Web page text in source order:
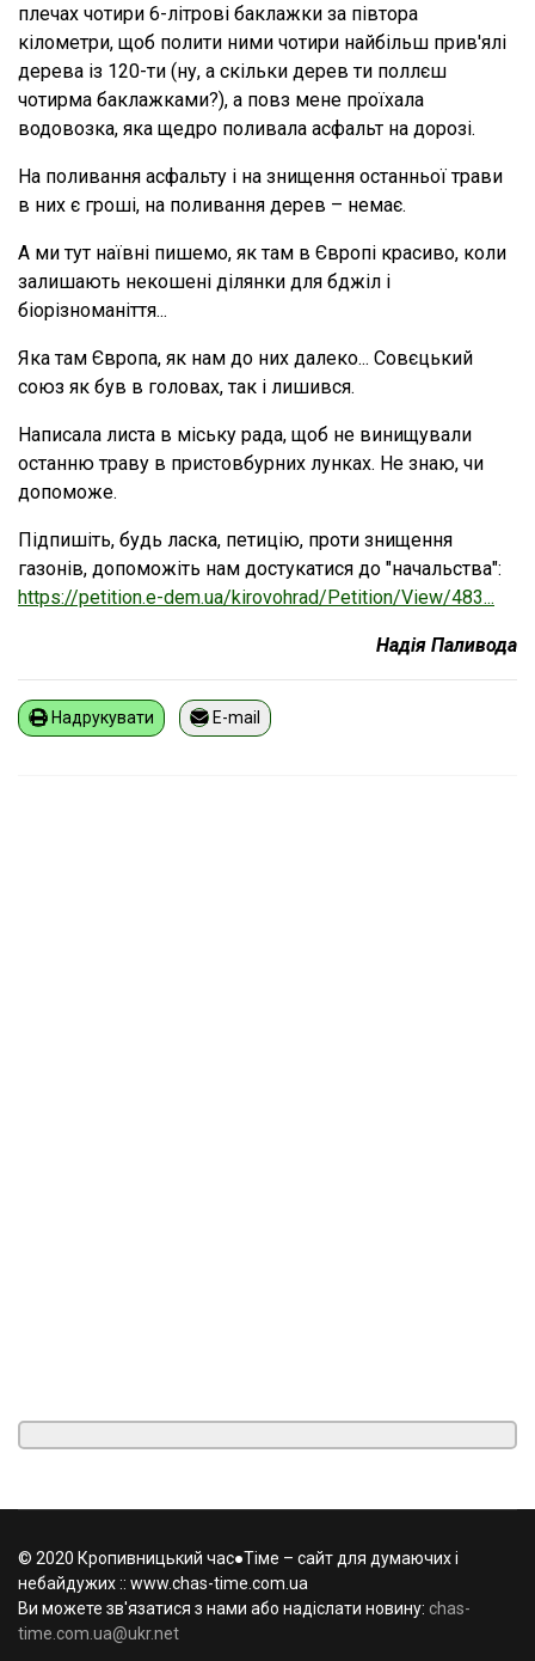
плечах чотири 6-літрові баклажки за півтора
кілометри, щоб полити ними чотири найбільш прив'ялі
дерева із 120-ти (ну, а скільки дерев ти поллєш
чотирма баклажками?), а повз мене проїхала
водовозка, яка щедро поливала асфальт на дорозі.
На поливання асфальту і на знищення останньої трави
в них є гроші, на поливання дерев – немає.
А ми тут наївні пишемо, як там в Європі красиво, коли
залишають некошені ділянки для бджіл і
біорізноманіття...
Яка там Європа, як нам до них далеко... Совєцький
союз як був в головах, так і лишився.
Написала листа в міську рада, щоб не винищували
останню траву в пристовбурних лунках. Не знаю, чи
допоможе.
Підпишіть, будь ласка, петицію, проти знищення
газонів, допоможіть нам достукатися до "начальства":
https://petition.e-dem.ua/kirovohrad/Petition/View/483...
Надія Паливода
Надрукувати E-mail
© 2020 Кропивницький час●Тіме – сайт для думаючих і
небайдужих :: www.chas-time.com.ua
Ви можете зв'язатися з нами або надіслати новину: chas-
time.com.ua@ukr.net